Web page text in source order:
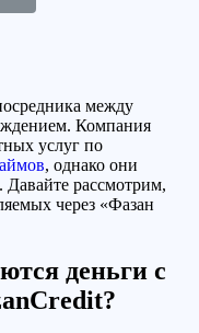
между
Компания
услуг по
, однако они
Давайте рассмотрим,
через «Фазан
деньги с